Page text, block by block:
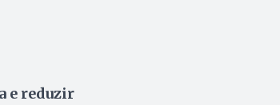
e reduzir